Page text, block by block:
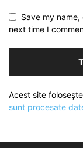
Save my
next time I
Acest site
sunt procesate